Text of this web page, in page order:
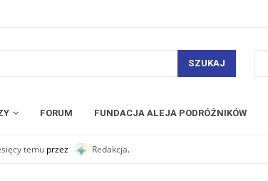
SZUKAJ
FORUM FUNDACJA ALEJA PODRÓŻNIKÓW
temu przez Redakcja.